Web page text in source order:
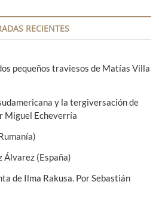
RECIENTES
pequeños traviesos de Matías Villa
y la tergiversación de
Miguel Echeverría
Álvarez (España)
de Ilma Rakusa. Por Sebastián